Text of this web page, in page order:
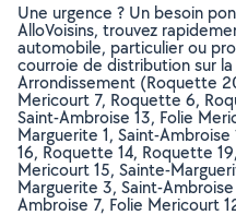
Une urgence ? Un besoin
AlloVoisins, trouvez
automobile, particulier ou
courroie de distribution sur la
Arrondissement (Roquette
Mericourt 7, Roquette 6,
Saint-Ambroise 13, Folie
Marguerite 1, Saint-
16, Roquette 14, Roquette
Mericourt 15, Sainte-
Marguerite 3, Saint-
Ambroise 7, Folie Mericourt